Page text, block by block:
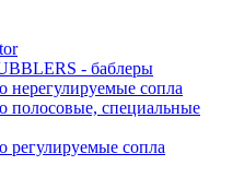
- баблеры
нерегулируемые сопла
полосовые, специальные
регулируемые сопла